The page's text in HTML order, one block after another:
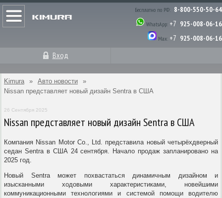
Бесплатно по РФ: 8-800-550-50-64
WhatsApp: +7 925-008-06-16
Max: +7 925-008-06-16
Вход
Kimura » Авто новости
»
Nissan представляет новый дизайн Sentra в США
26 Сентября 2025
Nissan представляет новый дизайн Sentra в США
Компания Nissan Motor Co., Ltd. представила новый четырёхдверный
седан Sentra в США 24 сентября. Начало продаж запланировано на
2025 год.
Новый Sentra может похвастаться динамичным дизайном и
изысканными ходовыми характеристиками, новейшими
коммуникационными технологиями и системой помощи водителю